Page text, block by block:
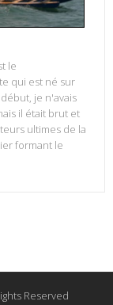
le
qui est né sur
je n'avais
il était brut et
ultimes de la
formant le
Reserved